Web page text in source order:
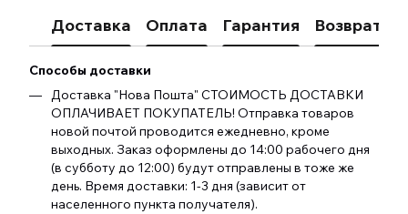
Доставка Оплата Гарантия Возврат
Способы доставки
Доставка "Нова Пошта" СТОИМОСТЬ ДОСТАВКИ
ОПЛАЧИВАЕТ ПОКУПАТЕЛЬ! Отправка товаров
новой почтой проводится ежедневно, кроме
выходных. Заказ оформлены до 14:00 рабочего дня
(в субботу до 12:00) будут отправлены в тоже же
день. Время доставки: 1-3 дня (зависит от
населенного пункта получателя).